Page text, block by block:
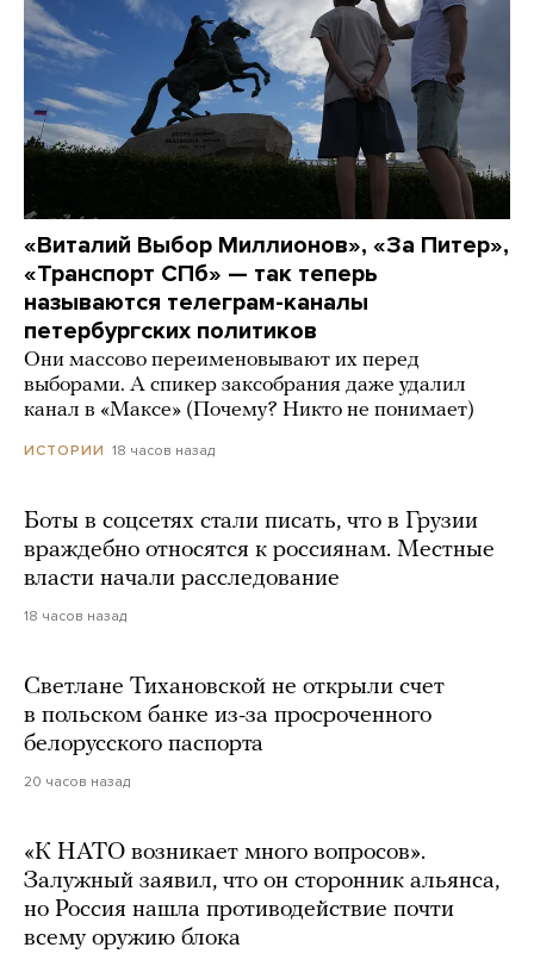
«Виталий Выбор Миллионов», «За Питер»,
«Транспорт СПб» — так теперь
называются телеграм-каналы
петербургских политиков
Они массово переименовывают их перед
выборами. А спикер заксобрания даже удалил
канал в «Максе» (Почему? Никто не понимает)
ИСТОРИИ 18 часов назад
Боты в соцсетях стали писать, что в Грузии
враждебно относятся к россиянам. Местные
власти начали расследование
18 часов назад
Светлане Тихановской не открыли счет
в польском банке из-за просроченного
белорусского паспорта
20 часов назад
«К НАТО возникает много вопросов».
Залужный заявил, что он сторонник альянса,
но Россия нашла противодействие почти
всему оружию блока